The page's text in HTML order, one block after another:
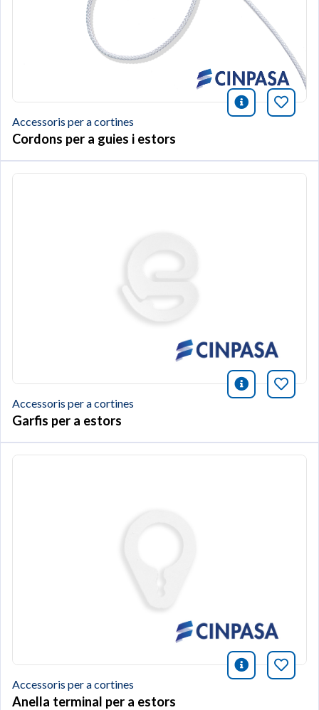
icono
Accessoris per a cortines
Cordons per a guies i estors
icono
Accessoris per a cortines
Garfis per a estors
icono
Accessoris per a cortines
Anella terminal per a estors